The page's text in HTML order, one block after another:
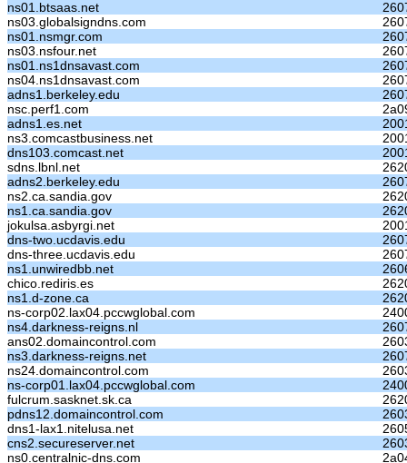
ns01.btsaas.net
ns03.globalsigndns.com
ns01.nsmgr.com
ns03.nsfour.net
ns01.ns1dnsavast.com
ns04.ns1dnsavast.com
adns1.berkeley.edu
nsc.perf1.com
adns1.es.net
ns3.comcastbusiness.net
dns103.comcast.net
sdns.lbnl.net
adns2.berkeley.edu
ns2.ca.sandia.gov
ns1.ca.sandia.gov
jokulsa.asbyrgi.net
dns-two.ucdavis.edu
dns-three.ucdavis.edu
ns1.unwiredbb.net
chico.rediris.es
ns1.d-zone.ca
ns-corp02.lax04.pccwglobal.com
ns4.darkness-reigns.nl
ans02.domaincontrol.com
ns3.darkness-reigns.net
ns24.domaincontrol.com
ns-corp01.lax04.pccwglobal.com
fulcrum.sasknet.sk.ca
pdns12.domaincontrol.com
dns1-lax1.nitelusa.net
cns2.secureserver.net
ns0.centralnic-dns.com